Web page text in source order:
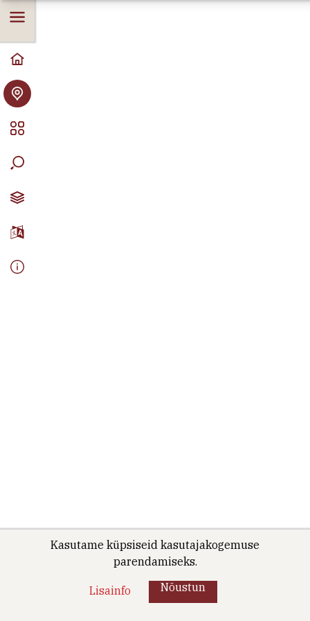
Kasutame küpsiseid kasutajakogemuse
parendamiseks.
Lisainfo Nõustun